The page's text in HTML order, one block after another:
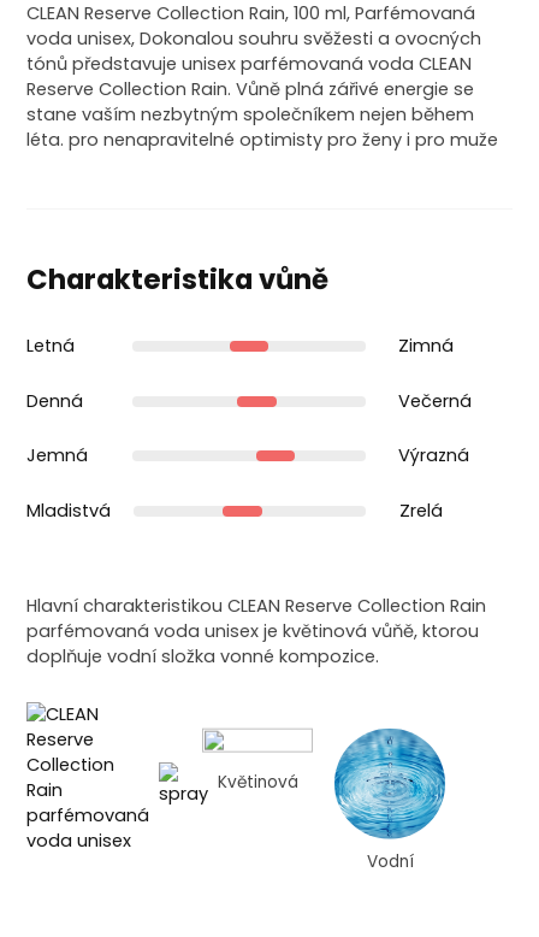
CLEAN Reserve Collection Rain, 100 ml, Parfémovaná
voda unisex, Dokonalou souhru svěžesti a ovocných
tónů představuje unisex parfémovaná voda CLEAN
Reserve Collection Rain. Vůně plná zářivé energie se
stane vaším nezbytným společníkem nejen během
léta. pro nenapravitelné optimisty pro ženy i pro muže
Charakteristika vůně
Letná Zimná
Denná Večerná
Jemná Výrazná
Mladistvá Zrelá
Hlavní charakteristikou CLEAN Reserve Collection Rain
parfémovaná voda unisex je květinová vůňě, ktorou
doplňuje vodní složka vonné kompozice.
Květinová
Vodní